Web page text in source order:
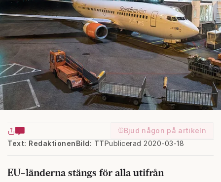
Bjud någon på artikeln
Text: Redaktionen
Publicerad 2020-03-18
Bild: TT
EU-länderna stängs för alla utifrån